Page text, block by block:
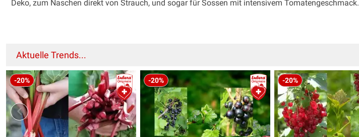
Deko, zum Naschen direkt von Strauch, und sogar für Sossen mit intensivem Tomatengeschmack.
Aktuelle Trends...
-20% -20% -20%